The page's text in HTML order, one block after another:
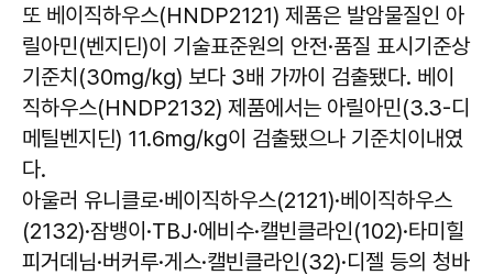
또 베이직하우스(HNDP2121) 제품은 발암물질인 아
릴아민(벤지딘)이 기술표준원의 안전·품질 표시기준상
기준치(30mg/kg) 보다 3배 가까이 검출됐다. 베이
직하우스(HNDP2132) 제품에서는 아릴아민(3.3-디
메틸벤지딘) 11.6mg/kg이 검출됐으나 기준치이내였
다.
아울러 유니클로·베이직하우스(2121)·베이직하우스
(2132)·잠뱅이·TBJ·에비수·캘빈클라인(102)·타미힐
피거데님·버커루·게스·캘빈클라인(32)·디젤 등의 청바